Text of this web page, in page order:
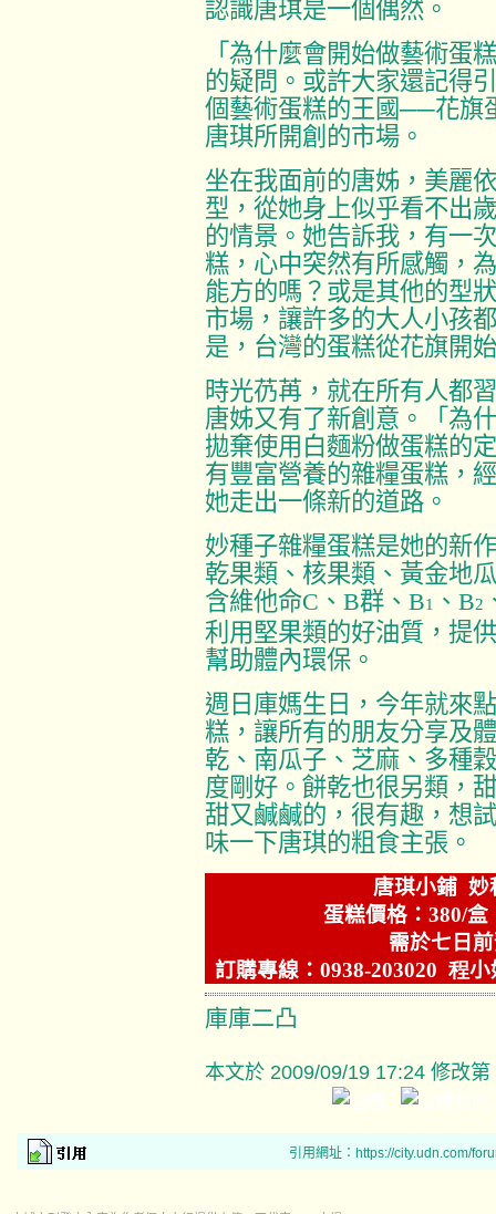
認識唐琪是一個偶然。
「為什麼會開始做藝術蛋
的疑問。或許大家還記得
個藝術蛋糕的王國──花旗
唐琪所開創的市場。
坐在我面前的唐姊，美麗
型，從她身上似乎看不出
的情景。她告訴我，有一
糕，心中突然有所感觸，
能方的嗎？或是其他的型
市場，讓許多的大人小孩
是，台灣的蛋糕從花旗開
時光芿苒，就在所有人都
唐姊又有了新創意。「為
拋棄使用白麵粉做蛋糕的
有豐富營養的雜糧蛋糕，
她走出一條新的道路。
妙種子雜糧蛋糕是她的新
乾果類、核果類、黃金地
含維他命C 、 B群、 B1 、 B2
利用堅果類的好油質，提
幫助體內環保。
週日庫媽生日，今年就來
糕，讓所有的朋友分享及
乾、南瓜子、芝麻、多種
度剛好。餅乾也很另類，
甜又鹹鹹的，很有趣，想
味一下唐琪的粗食主張。
唐琪小鋪 妙
蛋糕價格： 380/盒
需於七日
訂購專線： 0938-203020 程小
庫庫二凸
本文於 2009/09/19 17:24 修改第
引用網址：https://city.udn.com/